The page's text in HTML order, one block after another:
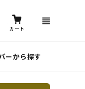
カート
ーから探す